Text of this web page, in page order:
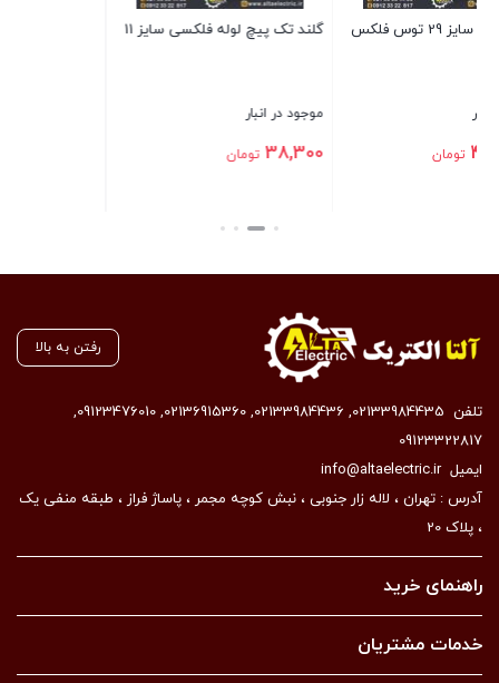
گلند تک پیچ لوله فلکسی سایز 11
38,300
رفتن به بالا
تلفن 02133984435
,
02133984436
,
02136915360
,
09123476010
,
09123322817
ایمیلinfo@altaelectric.ir
آدرس : تهران ، لاله زار جنوبی ، نبش کوچه مجمر ، پاساژ فراز ، طبقه منفی یک
، پلاک 20
راهنمای خرید
خدمات مشتریان